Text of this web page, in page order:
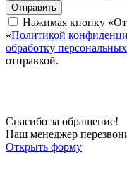
Отправить
Нажимая кнопку
«Политикой
обработку
отправкой.
Спасибо за обращение!
Наш менеджер
Открыть форму